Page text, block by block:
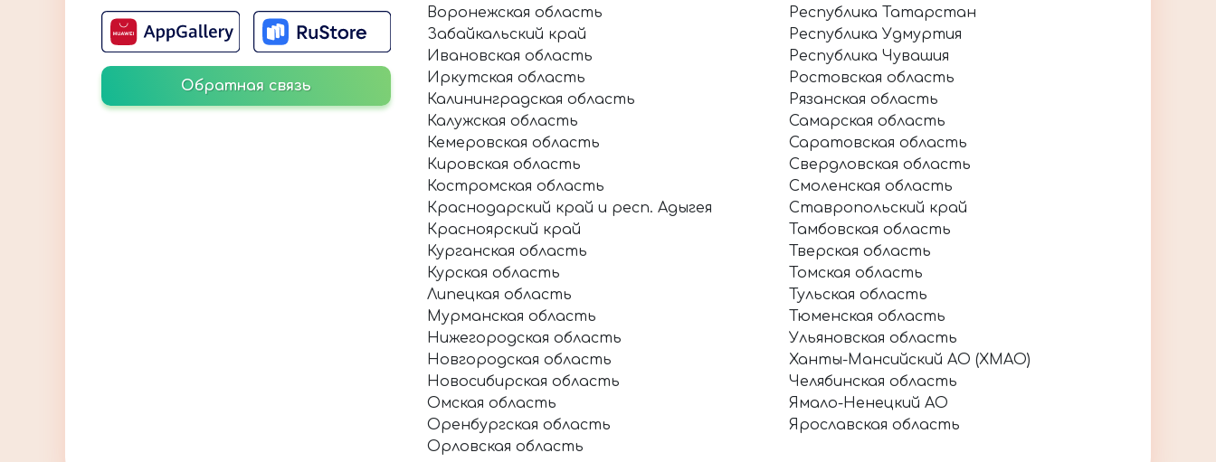
Обратная связь
Воронежская область
Забайкальский край
Ивановская область
Иркутская область
Калининградская область
Калужская область
Кемеровская область
Кировская область
Костромская область
Краснодарский край и респ. Адыгея
Красноярский край
Курганская область
Курская область
Липецкая область
Мурманская область
Нижегородская область
Новгородская область
Новосибирская область
Омская область
Оренбургская область
Орловская область
Республика Татарстан
Республика Удмуртия
Республика Чувашия
Ростовская область
Рязанская область
Самарская область
Саратовская область
Свердловская область
Смоленская область
Ставропольский край
Тамбовская область
Тверская область
Томская область
Тульская область
Тюменская область
Ульяновская область
Ханты-Мансийский АО (ХМАО)
Челябинская область
Ямало-Ненецкий АО
Ярославская область